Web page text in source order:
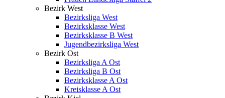
Bezirk West
Bezirksliga West
Bezirksklasse West
Bezirksklasse B West
Jugendbezirksliga West
Bezirk Ost
Bezirksliga A Ost
Bezirksliga B Ost
Bezirksklasse A Ost
Kreisklasse A Ost